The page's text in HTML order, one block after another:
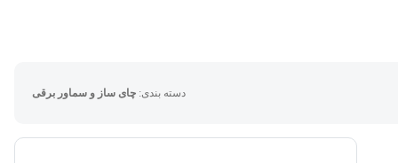
دسته بندی: چای ساز و سماور برقی